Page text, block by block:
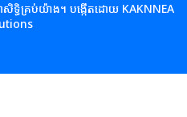
ធិគ្រប់យ៉ាង។ បង្កើតដោយ KAKNNEA